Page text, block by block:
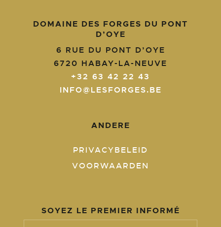
DOMAINE DES FORGES DU PONT
D’OYE
6 RUE DU PONT D’OYE
6720 HABAY-LA-NEUVE
+32 63 42 22 43
INFO@LESFORGES.BE
ANDERE
PRIVACYBELEID
VOORWAARDEN
SOYEZ LE PREMIER INFORMÉ